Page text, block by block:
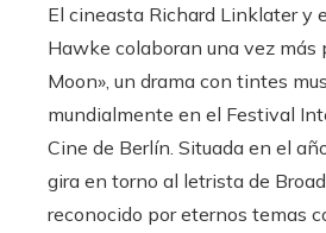
El cineasta Richard Linklater y
Hawke colaboran una vez más
Moon», un drama con tintes
mundialmente en el Festival
Cine de Berlín. Situada en el
gira en torno al letrista de
reconocido por eternos temas